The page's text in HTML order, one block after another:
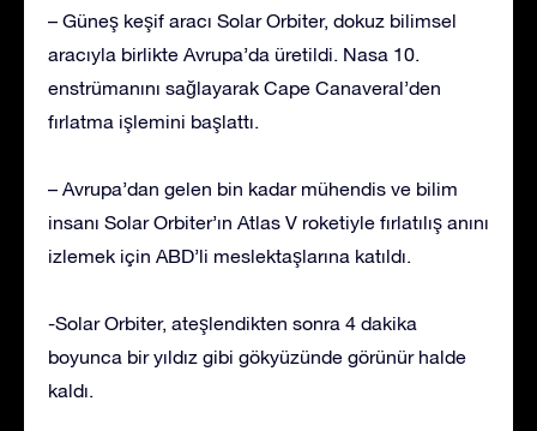
– Güneş keşif aracı Solar Orbiter, dokuz bilimsel
aracıyla birlikte Avrupa’da üretildi. Nasa 10.
enstrümanını sağlayarak Cape Canaveral’den
fırlatma işlemini başlattı.
– Avrupa’dan gelen bin kadar mühendis ve bilim
insanı Solar Orbiter’ın Atlas V roketiyle fırlatılış anını
izlemek için ABD’li meslektaşlarına katıldı.
-Solar Orbiter, ateşlendikten sonra 4 dakika
boyunca bir yıldız gibi gökyüzünde görünür halde
kaldı.